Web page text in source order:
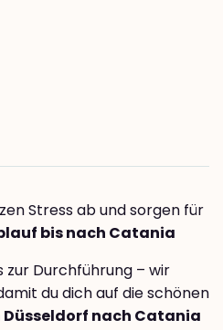
Stress ab und sorgen für
bis nach Catania
zur Durchführung – wir
du dich auf die schönen
Düsseldorf nach Catania